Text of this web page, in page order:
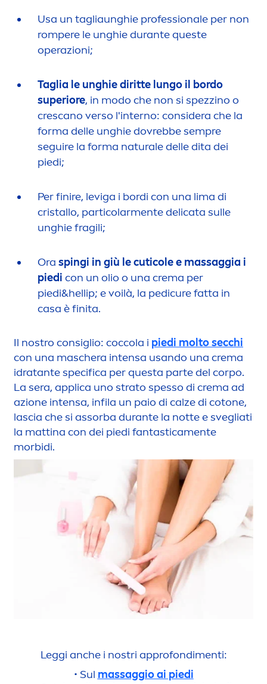
Usa un tagliaunghie professionale per non
rompere le unghie durante queste
operazioni;
Taglia le unghie diritte lungo il bordo
superiore, in modo che non si spezzino o
crescano verso l'interno: considera che la
forma delle unghie dovrebbe sempre
seguire la forma naturale delle dita dei
piedi;
Per finire, leviga i bordi con una lima di
cristallo, particolarmente delicata sulle
unghie fragili;
Ora spingi in giù le cuticole e massaggia i
piedi con un olio o una crema per
piedi&hellip; e voilà, la pedicure fatta in
casa è finita.
Il nostro consiglio: coccola i piedi molto secchi
con una maschera intensa usando una crema
idratante specifica per questa parte del corpo.
La sera, applica uno strato spesso di crema ad
azione intensa, infila un paio di calze di cotone,
lascia che si assorba durante la notte e svegliati
la mattina con dei piedi fantasticamente
morbidi.
Leggi anche i nostri approfondimenti:
• Sul massaggio ai piedi